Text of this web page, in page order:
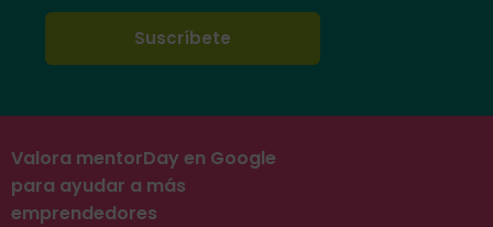
Valora mentorDay en Google
para ayudar a más
emprendedores